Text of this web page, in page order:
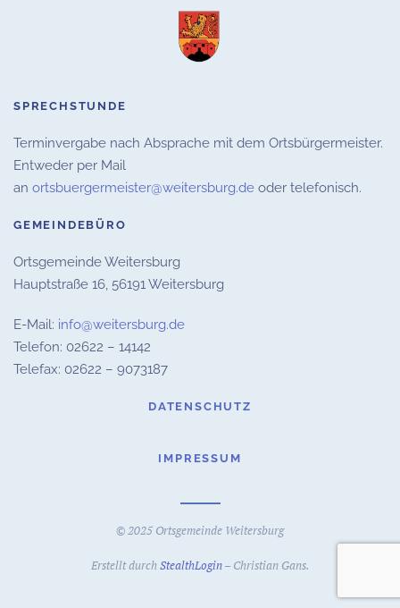
GEMEINDEBÜRO
Ortsgemeinde Weitersburg
Hauptstraße 16, 56191 Weitersburg
E-Mail: info@weitersburg.de
Telefon: 02622 – 14142
Telefax: 02622 – 9073187
SPRECHSTUNDE
Terminvergabe nach Absprache mit dem Ortsbürgermeister.
Entweder per Mail
an ortsbuergermeister@weitersburg.de oder telefonisch.
DATENSCHUTZ
IMPRESSUM
© 2025 Ortsgemeinde Weitersburg
Erstellt durch StealthLogin– Christian Gans.